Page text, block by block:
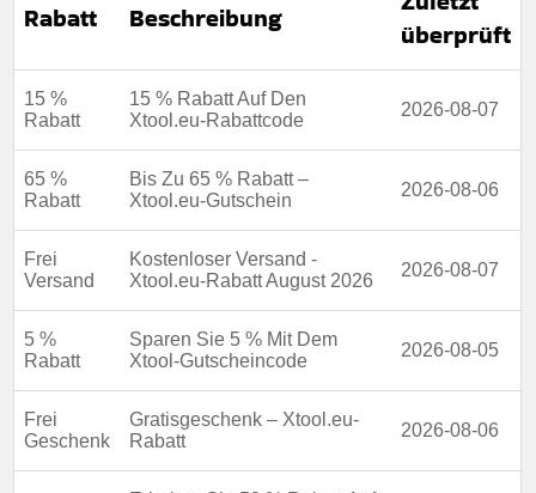
Rabatt Beschreibung
überprüft
15 %
Rabatt
15 % Rabatt Auf Den
Xtool.eu-Rabattcode
2026-08-07
65 %
Rabatt
Bis Zu 65 % Rabatt –
Xtool.eu-Gutschein
2026-08-06
Frei
Versand
Kostenloser Versand -
Xtool.eu-Rabatt August 2026
2026-08-07
5 %
Rabatt
Sparen Sie 5 % Mit Dem
Xtool-Gutscheincode
2026-08-05
Frei
Geschenk
Gratisgeschenk – Xtool.eu-
Rabatt
2026-08-06